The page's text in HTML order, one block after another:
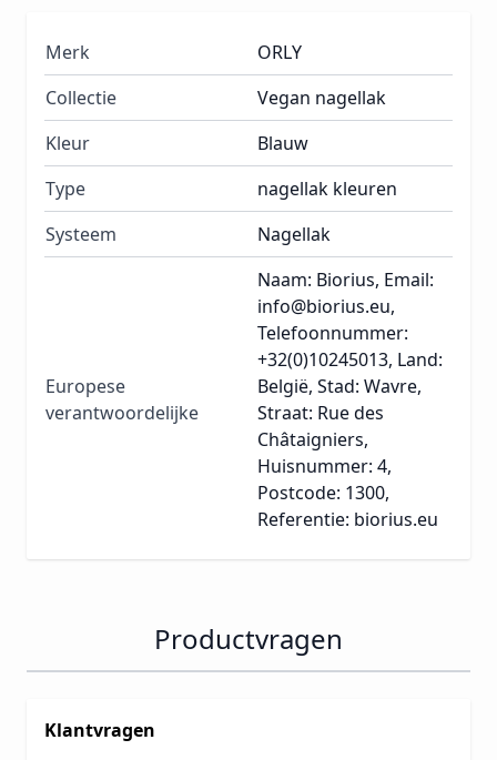
Merk
ORLY
Collectie
Vegan nagellak
Kleur
Blauw
Type
nagellak kleuren
Systeem
Nagellak
Europese
verantwoordelijke
Naam: Biorius, Email:
info@biorius.eu,
Telefoonnummer:
+32(0)10245013, Land:
België, Stad: Wavre,
Straat: Rue des
Châtaigniers,
Huisnummer: 4,
Postcode: 1300,
Referentie: biorius.eu
Productvragen
Klantvragen